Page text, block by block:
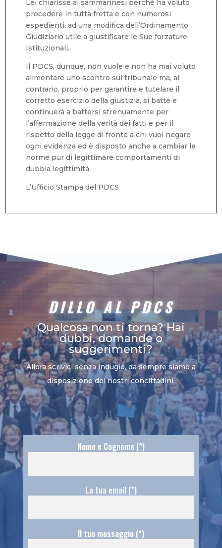
Lei chiarisse ai sammarinesi perché ha voluto
procedere in tutta fretta e con numerosi
espedienti, ad una modifica dell’Ordinamento
Giudiziario utile a giustificare le Sue forzature
Istituzionali.
Il PDCS, dunque, non vuole e non ha mai voluto
alimentare uno scontro sul tribunale ma, al
contrario, proprio per garantire e tutelare il
corretto esercizio della giustizia, si batte e
continuerà a battersi strenuamente per
l’affermazione della verità dei fatti e per il
rispetto della legge di fronte a chi vuol negare
ogni evidenza ed è disposto anche a cambiar le
norme pur di legittimare comportamenti di
dubbia legittimità.
L’Ufficio Stampa del PDCS
DILLO AL PDCS
Qualcosa non ti torna? Hai
dubbi, domande o
suggerimenti?
Allora scrivici senza indugio, da sempre siamo a
disposizione dei nostri concittadini.
Nome e Cognome (*)
La tua email (*)
Il tuo messaggio (*)